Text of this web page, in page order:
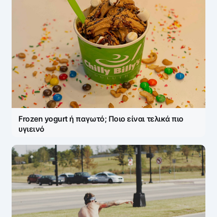
Frozen yogurt ή παγωτό; Ποιο είναι τελικά πιο
υγιεινό